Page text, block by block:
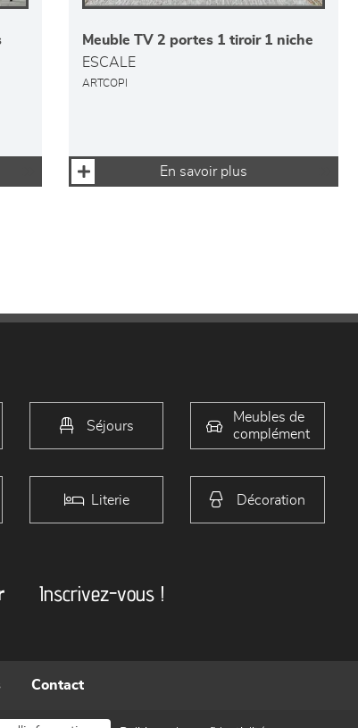
Meuble TV 2 portes 1 tiroir 1 niche
ESCALE
ARTCOPI
En savoir plus
Séjours
Meubles de
complément
Literie Décoration
Inscrivez-vous !
Contact